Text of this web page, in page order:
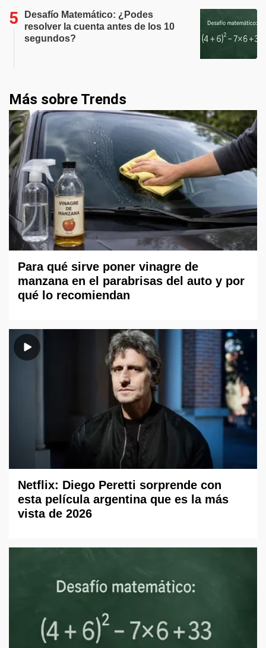
Desafío Matemático: ¿Podes
resolver la cuenta antes de los 10
segundos?
Más sobre Trends
Para qué sirve poner vinagre de
manzana en el parabrisas del auto y por
qué lo recomiendan
Netflix: Diego Peretti sorprende con
esta película argentina que es la más
vista de 2026